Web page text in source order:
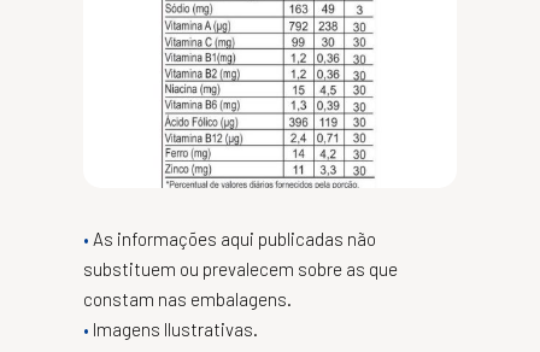
As informações aqui publicadas não
substituem ou prevalecem sobre as que
constam nas embalagens.
Imagens Ilustrativas.